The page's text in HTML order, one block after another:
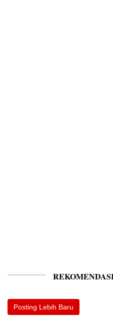
Posting Lebih Baru